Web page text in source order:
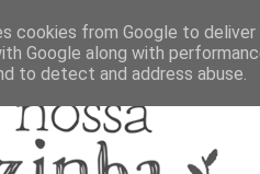
cookies from Google to
Google along with
to detect and address abuse.